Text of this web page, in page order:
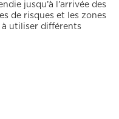
jusqu’à l’arrivée des
de risques et les zones
à utiliser différents